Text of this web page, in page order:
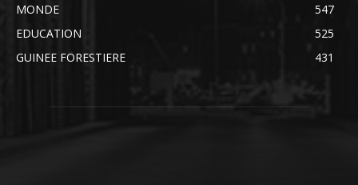
MONDE
547
EDUCATION
525
GUINEE FORESTIERE
431